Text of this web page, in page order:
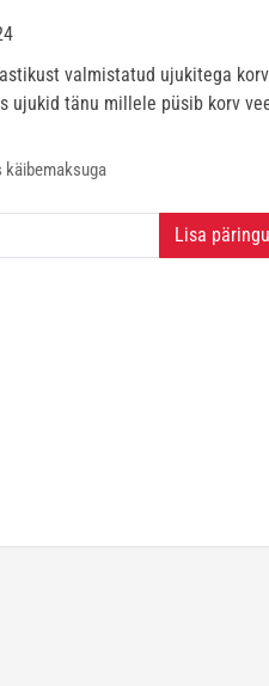
valmistatud ujukitega
ujukid tänu millele püsib korv
käibemaksuga
Lisa